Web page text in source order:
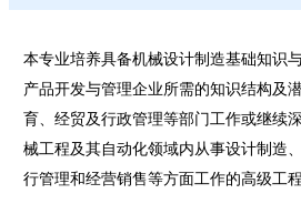
本专业培养具备机械设计制造基础知识
产品开发与管理企业所需的知识结构及
育、经贸及行政管理等部门工作或继续
械工程及其自动化领域内从事设计制造
行管理和经营销售等方面工作的高级工程